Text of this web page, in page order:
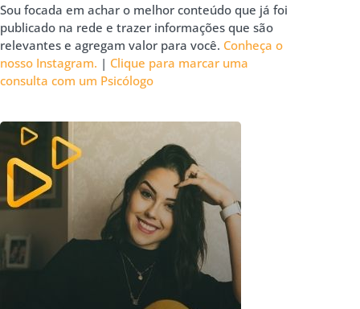
Sou focada em achar o melhor conteúdo que já foi
publicado na rede e trazer informações que são
relevantes e agregam valor para você. Conheça o
nosso Instagram. | Clique para marcar uma
consulta com um Psicólogo